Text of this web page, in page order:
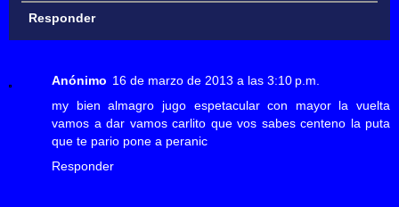
Responder
Anónimo 16 de marzo de 2013 a las 3:10 p.m.
my bien almagro jugo espetacular con mayor la vuelta
vamos a dar vamos carlito que vos sabes centeno la puta
que te pario pone a peranic
Responder